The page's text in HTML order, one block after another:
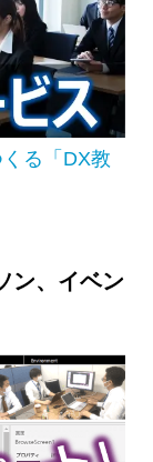
る「DX教
ン、イベン